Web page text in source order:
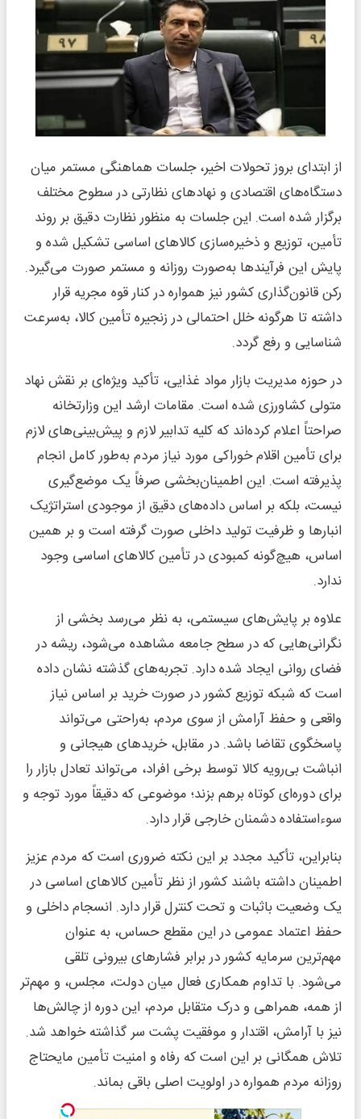
از ابتدای بروز تحولات اخیر، جلسات هماهنگی مستمر میان
دستگاه‌های اقتصادی و نهادهای نظارتی در سطوح مختلف
برگزار شده است. این جلسات به منظور نظارت دقیق بر روند
تأمین، توزیع و ذخیره‌سازی کالاهای اساسی تشکیل شده و
پایش این فرآیندها به‌صورت روزانه و مستمر صورت می‌گیرد.
رکن قانون‌گذاری کشور نیز همواره در کنار قوه مجریه قرار
داشته تا هرگونه خلل احتمالی در زنجیره تأمین کالا، به‌سرعت
شناسایی و رفع گردد.
در حوزه مدیریت بازار مواد غذایی، تأکید ویژه‌ای بر نقش نهاد
متولی کشاورزی شده است. مقامات ارشد این وزارتخانه
صراحتاً اعلام کرده‌اند که کلیه تدابیر لازم و پیش‌بینی‌های لازم
برای تأمین اقلام خوراکی مورد نیاز مردم به‌طور کامل انجام
پذیرفته است. این اطمینان‌بخشی صرفاً یک موضع‌گیری
نیست، بلکه بر اساس داده‌های دقیق از موجودی استراتژیک
انبارها و ظرفیت تولید داخلی صورت گرفته است و بر همین
اساس، هیچ‌گونه کمبودی در تأمین کالاهای اساسی وجود
ندارد.
علاوه بر پایش‌های سیستمی، به نظر می‌رسد بخشی از
نگرانی‌هایی که در سطح جامعه مشاهده می‌شود، ریشه در
فضای روانی ایجاد شده دارد. تجربه‌های گذشته نشان داده
است که شبکه توزیع کشور در صورت خرید بر اساس نیاز
واقعی و حفظ آرامش از سوی مردم، به‌راحتی می‌تواند
پاسخگوی تقاضا باشد. در مقابل، خریدهای هیجانی و
انباشت بی‌رویه کالا توسط برخی افراد، می‌تواند تعادل بازار را
برای دوره‌ای کوتاه برهم بزند؛ موضوعی که دقیقاً مورد توجه و
سوءاستفاده دشمنان خارجی قرار دارد.
بنابراین، تأکید مجدد بر این نکته ضروری است که مردم عزیز
اطمینان داشته باشند کشور از نظر تأمین کالاهای اساسی در
یک وضعیت باثبات و تحت کنترل قرار دارد. انسجام داخلی و
حفظ اعتماد عمومی در این مقطع حساس، به عنوان
مهم‌ترین سرمایه کشور در برابر فشارهای بیرونی تلقی
می‌شود. با تداوم همکاری فعال میان دولت، مجلس، و مهم‌تر
از همه، همراهی و درک متقابل مردم، این دوره از چالش‌ها
نیز با آرامش، اقتدار و موفقیت پشت سر گذاشته خواهد شد.
تلاش همگانی بر این است که رفاه و امنیت تأمین مایحتاج
روزانه مردم همواره در اولویت اصلی باقی بماند.